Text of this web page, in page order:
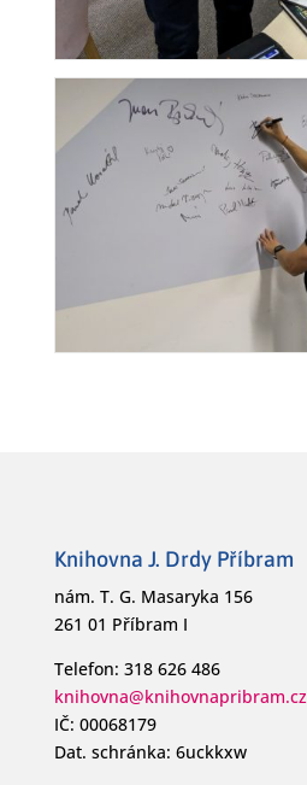
Knihovna J. Drdy Příbram
nám. T. G. Masaryka 156
261 01 Příbram I
Telefon: 318 626 486
knihovna@knihovnapribram.cz
IČ: 00068179
Dat. schránka: 6uckkxw